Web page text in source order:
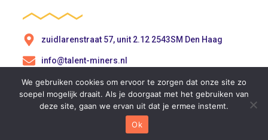
zuidlarenstraat 57, unit 2.12 2543SM Den Haag
info@talent-miners.nl
0707200255
We gebruiken cookies om ervoor te zorgen dat onze site zo
soepel mogelijk draait. Als je doorgaat met het gebruiken van
deze site, gaan we ervan uit dat je ermee instemt.
Ok